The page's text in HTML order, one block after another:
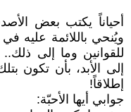
أحياناً يكتب بعض
ويُنحي باللائمة عليه
للقوانين وما إلى ذلك..
إلى الأبد، بأن تكون
إطلاقاً!
جوابي أيها الأحبّة: